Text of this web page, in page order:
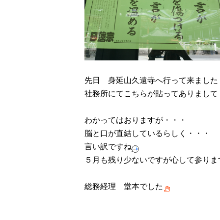
先日 身延山久遠寺へ行って来ました
社務所にてこちらが貼ってありまして
わかってはおりますが・・・
脳と口が直結しているらしく・・・
言い訳ですね
５月も残り少ないですが心して参りま
総務経理 堂本でした